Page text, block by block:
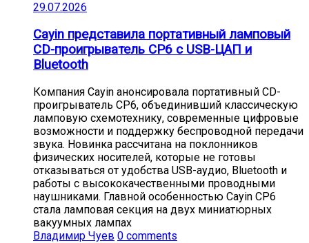
29.07.2026
Cayin представила портативный ламповый
CD-проигрыватель CP6 с USB-ЦАП и
Bluetooth
Компания Cayin анонсировала портативный CD-
проигрыватель CP6, объединивший классическую
ламповую схемотехнику, современные цифровые
возможности и поддержку беспроводной передачи
звука. Новинка рассчитана на поклонников
физических носителей, которые не готовы
отказываться от удобства USB-аудио, Bluetooth и
работы с высококачественными проводными
наушниками. Главной особенностью Cayin CP6
стала ламповая секция на двух миниатюрных
вакуумных лампах
Владимир Чуев 0 comments